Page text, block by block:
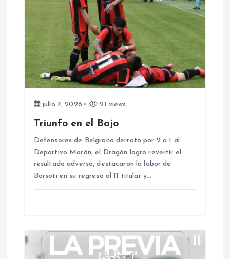
n
d
d
julio 7, 2026 21 views
Triunfo en el Bajo
Defensores de Belgrano derrotó por 2 a 1 al
Deportivo Morón, el Dragón logró revertir el
resultado adverso, destacaron la labor de
Borsoti en su regreso al 11 titular y…